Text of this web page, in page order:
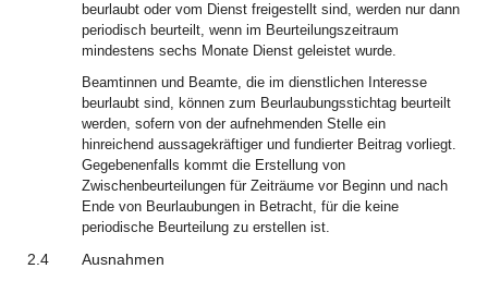
beurlaubt oder vom Dienst freigestellt sind, werden nur dann
periodisch beurteilt, wenn im Beurteilungszeitraum
mindestens sechs Monate Dienst geleistet wurde.
Beamtinnen und Beamte, die im dienstlichen Interesse
beurlaubt sind, können zum Beurlaubungsstichtag beurteilt
werden, sofern von der aufnehmenden Stelle ein
hinreichend aussagekräftiger und fundierter Beitrag vorliegt.
Gegebenenfalls kommt die Erstellung von
Zwischenbeurteilungen für Zeiträume vor Beginn und nach
Ende von Beurlaubungen in Betracht, für die keine
periodische Beurteilung zu erstellen ist.
2.4
Ausnahmen